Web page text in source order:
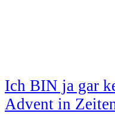
Ich BIN ja gar
Advent in